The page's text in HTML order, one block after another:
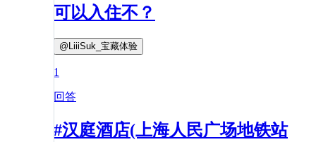
可以入住不？
@LiiiSuk_宝藏体验
1
回答
#汉庭酒店(上海人民广场地铁站